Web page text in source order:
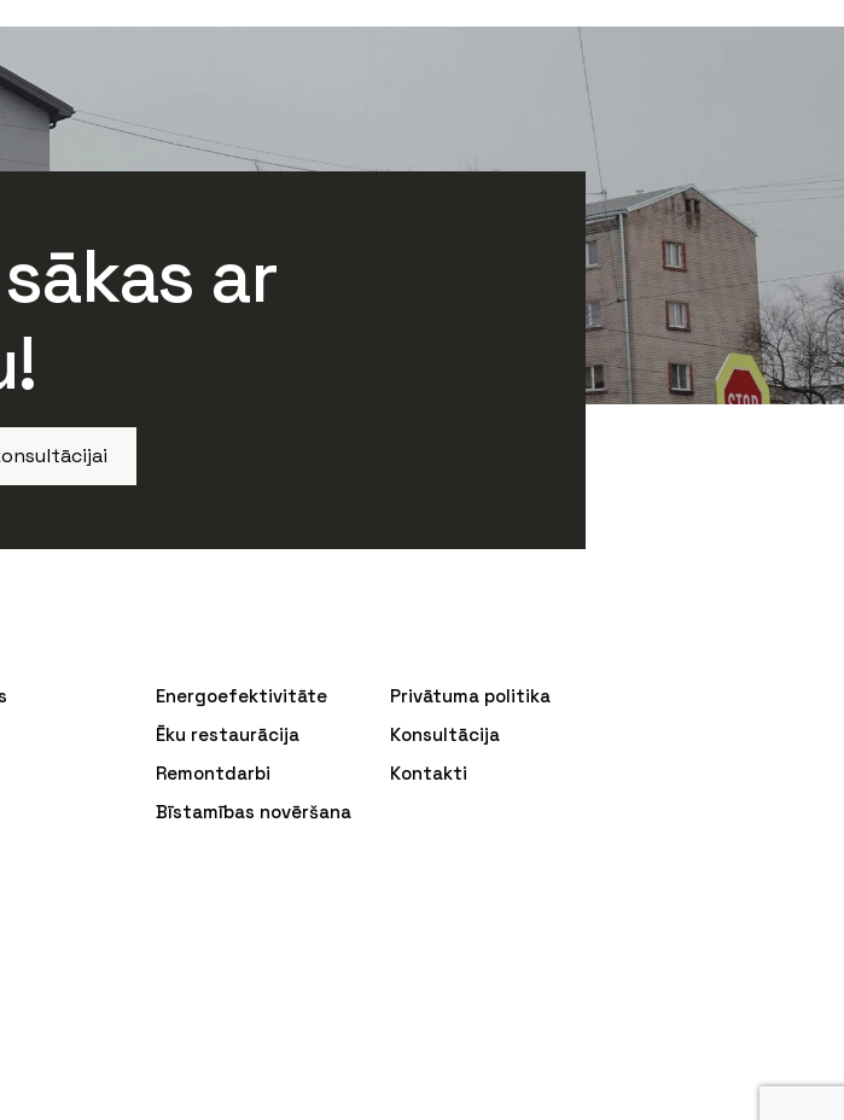
ar
Energoefektivitāte
Ēku restaurācija
Remontdarbi
Bīstamības novēršana
Privātuma politika
Konsultācija
Kontakti